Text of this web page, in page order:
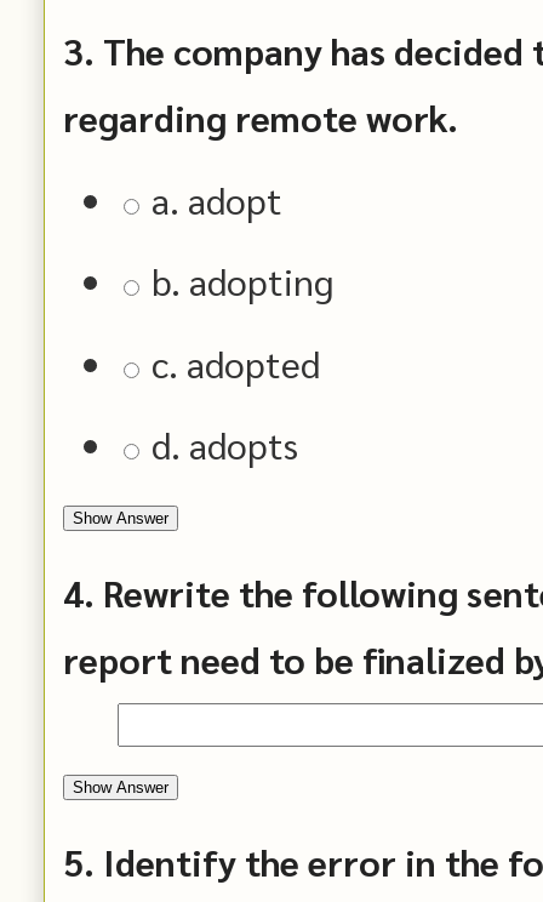
3. The company has decided
regarding remote work.
a. adopt
b. adopting
c. adopted
d. adopts
Show Answer
4. Rewrite the following
report need to be finalized
Show Answer
5. Identify the error in the